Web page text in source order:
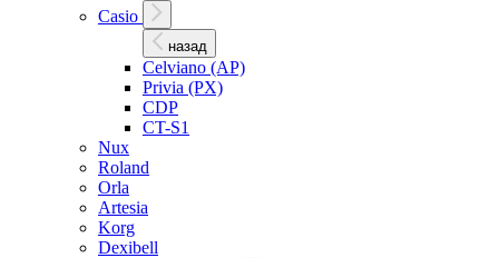
Casio
назад
Celviano (AP)
Privia (PX)
CDP
CT-S1
Nux
Roland
Orla
Artesia
Korg
Dexibell